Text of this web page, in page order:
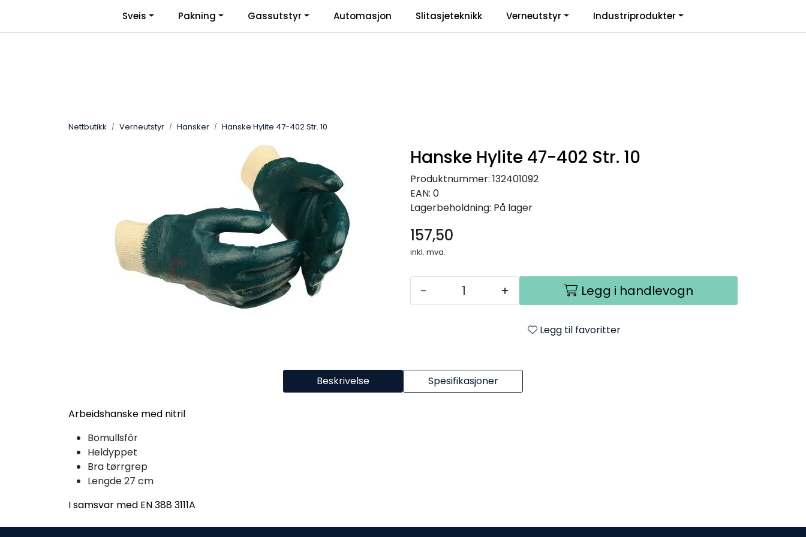
| Bli Bedriftskunde inkl. mva. Informasjon Favoritter
Sveis Pakning Gassutstyr Automasjon Slitasjeteknikk Verneutstyr Industriprodukter
Nettbutikk Verneutstyr Hansker Hanske Hylite 47-402 Str. 10
Hanske Hylite 47-402 Str. 10
Produktnummer: 132401092
EAN: 0
Lagerbeholdning: På lager
157,50
inkl. mva.
- + Legg i handlevogn
Legg til favoritter
Beskrivelse Spesifikasjoner
Arbeidshanske med nitril
Bomullsfôr
Heldyppet
Bra tørrgrep
Lengde 27 cm
I samsvar med EN 388 3111A